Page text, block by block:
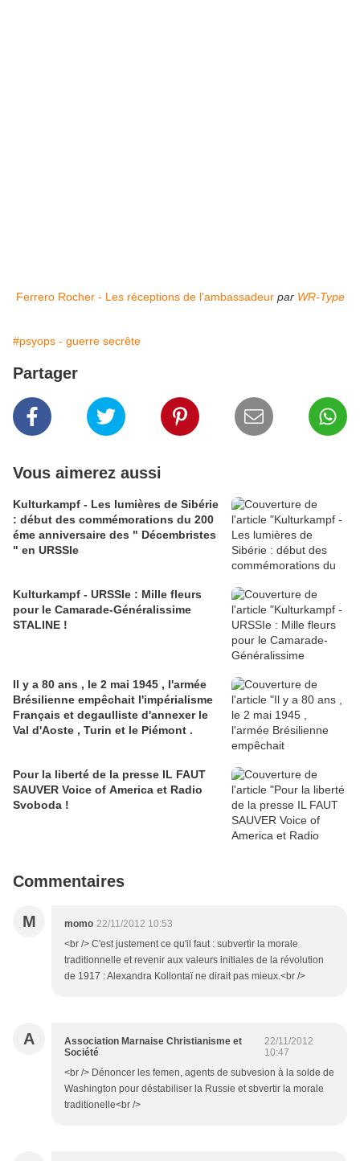
Ferrero Rocher - Les réceptions de l'ambassadeur par WR-Type
#psyops - guerre secrête
Partager
Vous aimerez aussi
Kulturkampf - Les lumières de Sibérie
: début des commémorations du 200
éme anniversaire des " Décembristes
" en URSSIe
Kulturkampf - URSSIe : Mille fleurs
pour le Camarade-Généralissime
STALINE !
Il y a 80 ans , le 2 mai 1945 , l'armée
Brésilienne empêchait l'impérialisme
Français et degaulliste d'annexer le
Val d'Aoste , Turin et le Piémont .
Pour la liberté de la presse IL FAUT
SAUVER Voice of America et Radio
Svoboda !
Commentaires
M momo 22/11/2012 10:53
<br /> C'est justement ce qu'il faut : subvertir la morale
traditionnelle et revenir aux valeurs initiales de la révolution
de 1917 : Alexandra Kollontaï ne dirait pas mieux.<br />
A
Association Marnaise Christianisme et
Société
22/11/2012
10:47
<br /> Dénoncer les femen, agents de subvesion à la solde de
Washington pour déstabiliser la Russie et sbvertir la morale
traditionelle<br />